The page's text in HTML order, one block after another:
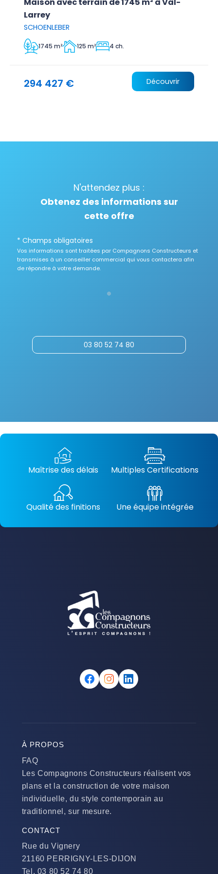
Larrey
SCHOENLEBER
1745 m² 125 m² 4 ch.
294 427 € Découvrir
N'attendez plus :
Obtenez des informations sur
cette offre
* Champs obligatoires
Vos informations sont traitées par Compagnons Constructeurs et
transmises à un conseiller commercial qui vous contactera afin
de répondre à votre demande.
03 80 52 74 80
Maîtrise des délais Multiples Certifications
Qualité des finitions Une équipe intégrée
À PROPOS
FAQ
Les Compagnons Constructeurs réalisent vos
plans et la construction de votre maison
individuelle, du style contemporain au
traditionnel, sur mesure.
CONTACT
Rue du Vignery
21160 PERRIGNY-LES-DIJON
Tel. 03 80 52 74 80